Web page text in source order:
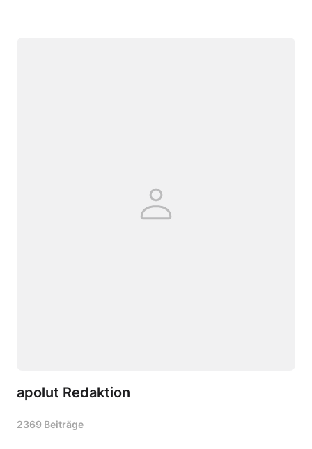
apolut Redaktion
2369 Beiträge